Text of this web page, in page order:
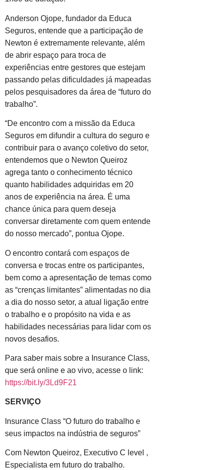
Anderson Ojope, fundador da Educa
Seguros, entende que a participação de
Newton é extremamente relevante, além
de abrir espaço para troca de
experiências entre gestores que estejam
passando pelas dificuldades já mapeadas
pelos pesquisadores da área de “futuro do
trabalho”.
“De encontro com a missão da Educa
Seguros em difundir a cultura do seguro e
contribuir para o avanço coletivo do setor,
entendemos que o Newton Queiroz
agrega tanto o conhecimento técnico
quanto habilidades adquiridas em 20
anos de experiência na área. É uma
chance única para quem deseja
conversar diretamente com quem entende
do nosso mercado”, pontua Ojope.
O encontro contará com espaços de
conversa e trocas entre os participantes,
bem como a apresentação de temas como
as “crenças limitantes” alimentadas no dia
a dia do nosso setor, a atual ligação entre
o trabalho e o propósito na vida e as
habilidades necessárias para lidar com os
novos desafios.
Para saber mais sobre a Insurance Class,
que será online e ao vivo, acesse o link:
https://bit.ly/3Ld9F21
SERVIÇO
Insurance Class “O futuro do trabalho e
seus impactos na indústria de seguros”
Com Newton Queiroz, Executivo C level ,
Especialista em futuro do trabalho.